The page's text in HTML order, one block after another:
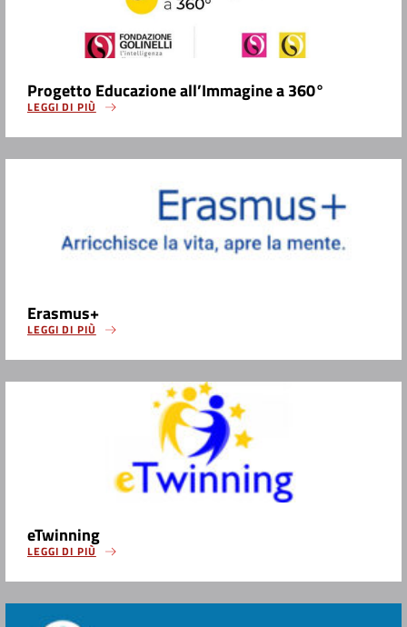
Progetto Educazione all’Immagine a 360°
LEGGI DI PIÙ
Erasmus+
LEGGI DI PIÙ
eTwinning
LEGGI DI PIÙ